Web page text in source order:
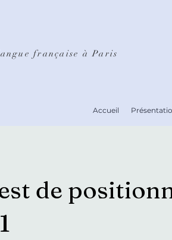
française à Paris
Accueil
de